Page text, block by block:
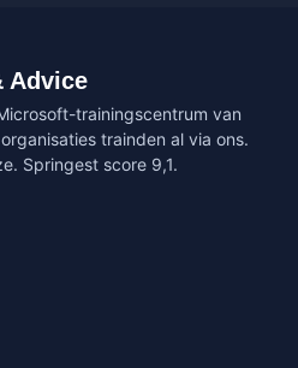
Advice
trainingscentrum van
trainden al via ons.
Springest score 9,1.